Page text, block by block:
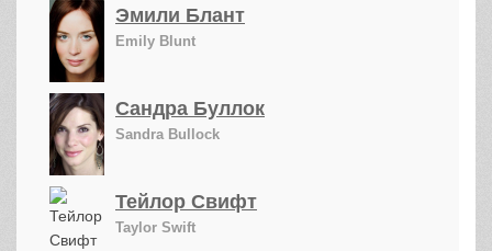
Эмили Блант
Emily Blunt
Сандра Буллок
Sandra Bullock
Тейлор Свифт
Taylor Swift